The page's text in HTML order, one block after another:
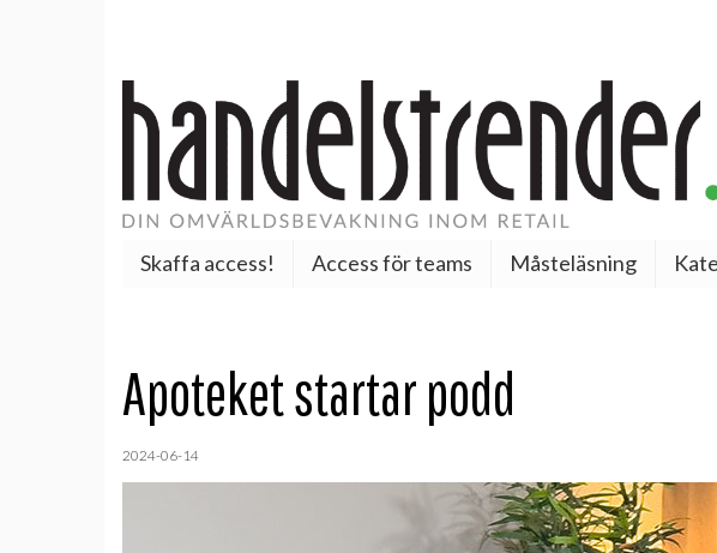
Skaffa access! Access för teams Måsteläsning
Apoteket startar podd
2024-06-14